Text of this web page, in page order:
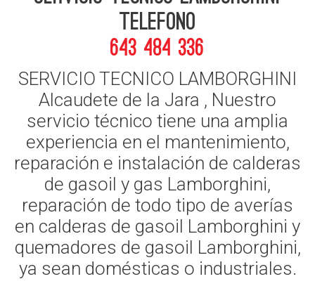
telefono
643 484 336
SERVICIO TECNICO LAMBORGHINI
Alcaudete de la Jara , Nuestro
servicio técnico tiene una amplia
experiencia en el mantenimiento,
reparación e instalación de calderas
de gasoil y gas Lamborghini,
reparación de todo tipo de averías
en calderas de gasoil Lamborghini y
quemadores de gasoil Lamborghini,
ya sean domésticas o industriales.